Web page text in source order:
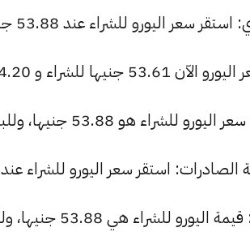
للشراء عند 53.88 جنيها، وللبيع عند 54.20 جنيها.
للشراء و 54.20 للبيع.
هو 53.88 جنيها، وللبيع 54.20 جنيها.
سعر اليورو للشراء عند 54.21 جنيها، وللبيع عند 54.39 جنيها.
هي 53.88 جنيها، وللبيع 54.20 جنيها.